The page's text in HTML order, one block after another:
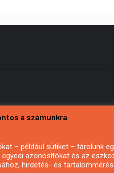
a számunkra
– például sütiket – tárolunk
azonosítókat és az
hirdetés- és